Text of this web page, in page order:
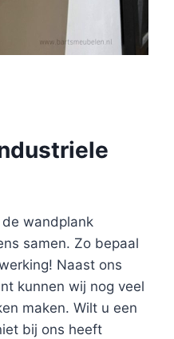
wandplank
samen. Zo bepaal
Naast ons
kunnen wij nog veel
maken. Wilt u een
bij ons heeft